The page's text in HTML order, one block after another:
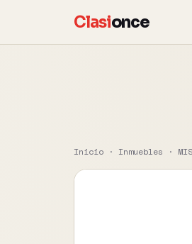
Clasionce
Inicio · Inmuebles ·